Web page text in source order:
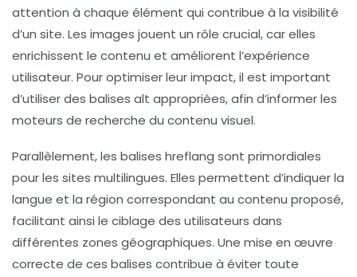
attention à chaque élément qui contribue à la visibilité
d’un site. Les images jouent un rôle crucial, car elles
enrichissent le contenu et améliorent l’expérience
utilisateur. Pour optimiser leur impact, il est important
d’utiliser des balises alt appropriées, afin d’informer les
moteurs de recherche du contenu visuel.
Parallèlement, les balises hreflang sont primordiales
pour les sites multilingues. Elles permettent d’indiquer la
langue et la région correspondant au contenu proposé,
facilitant ainsi le ciblage des utilisateurs dans
différentes zones géographiques. Une mise en œuvre
correcte de ces balises contribue à éviter toute